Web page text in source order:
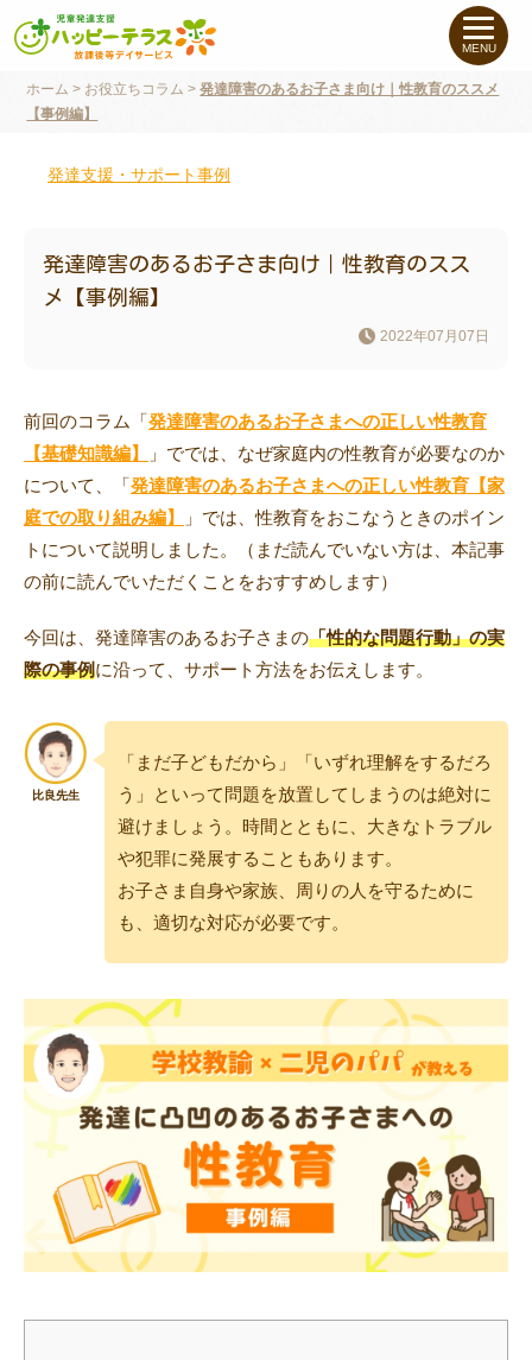
私たちについて
未就学のお子さま（０〜６才）
小学生〜高校生の
ご利用について
トレキング DIDIM
MENU
ホーム > お役立ちコラム >発達障害のあるお子さま向け｜性教育のススメ
【事例編】
発達支援・サポート事例
発達障害のあるお子さま向け｜性教育のスス
メ【事例編】
2022年07月07日
前回のコラム「発達障害のあるお子さまへの正しい性教育
【基礎知識編】
」ででは、なぜ家庭内の性教育が必要なのか
について、「発達障害のあるお子さまへの正しい性教育【家
庭での取り組み編】
」では、性教育をおこなうときのポイン
トについて説明しました。（まだ読んでいない方は、本記事
の前に読んでいただくことをおすすめします）
今回は、発達障害のあるお子さまの「性的な問題行動」の実
際の事例に沿って、サポート方法をお伝えします。
「まだ子どもだから」「いずれ理解をするだろ
う」といって問題を放置してしまうのは絶対に
避けましょう。時間とともに、大きなトラブル
や犯罪に発展することもあります。
お子さま自身や家族、周りの人を守るために
も、適切な対応が必要です。